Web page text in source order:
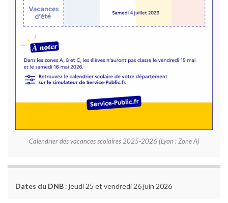
Calendrier des vacances scolaires 2025-2026 (Lyon : Zone A)
Dates du DNB : jeudi 25 et vendredi 26 juin 2026